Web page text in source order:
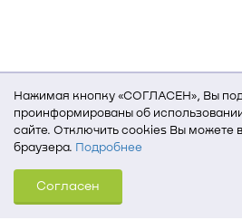
Нажимая кнопку «СОГЛАСЕН», Вы
проинформированы об
сайте. Отключить cookies Вы можете
браузера. Подробнее
Для того, чтобы мы могли
услуги, мы используем cookies,
на Вашем компьютере (Сведения о
Согласен